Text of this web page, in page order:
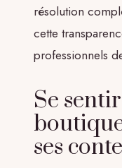
résolution
cette
professionnels
Se
ses